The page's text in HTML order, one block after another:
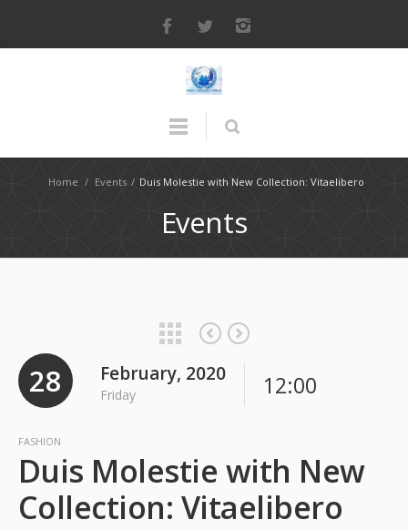
Home / Events / Duis Molestie with New Collection: Vitaelibero
Events
28 February, 2020
Friday 12:00
FASHION
Duis Molestie with New
Collection: Vitaelibero